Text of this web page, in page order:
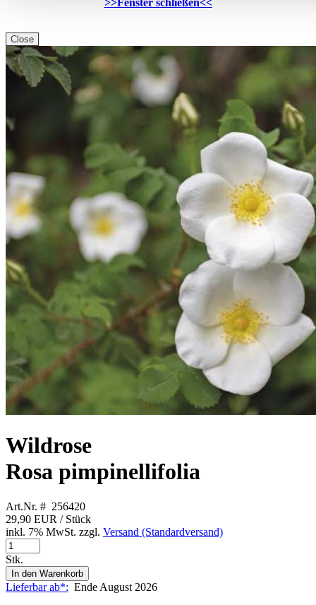
>>Fenster schließen<<
Close
Wildrose
Rosa pimpinellifolia
Art.Nr. # 256420
29,90 EUR / Stück
inkl. 7% MwSt. zzgl. Versand (Standardversand)
Stk.
In den Warenkorb
Lieferbar ab*: Ende August 2026